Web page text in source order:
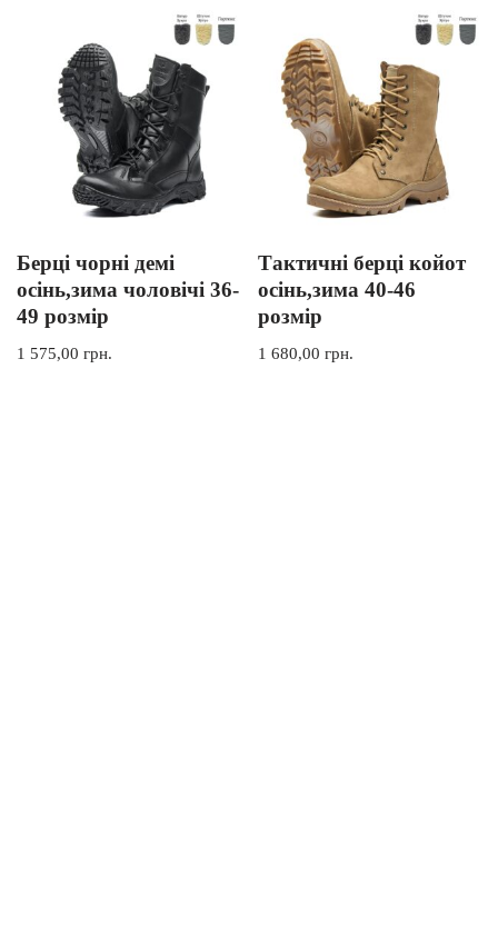
Берці чорні демі
осінь,зима чоловічі 36-
49 розмір
1 575,00 грн.
Тактичні берці койот
осінь,зима 40-46
розмір
1 680,00грн.